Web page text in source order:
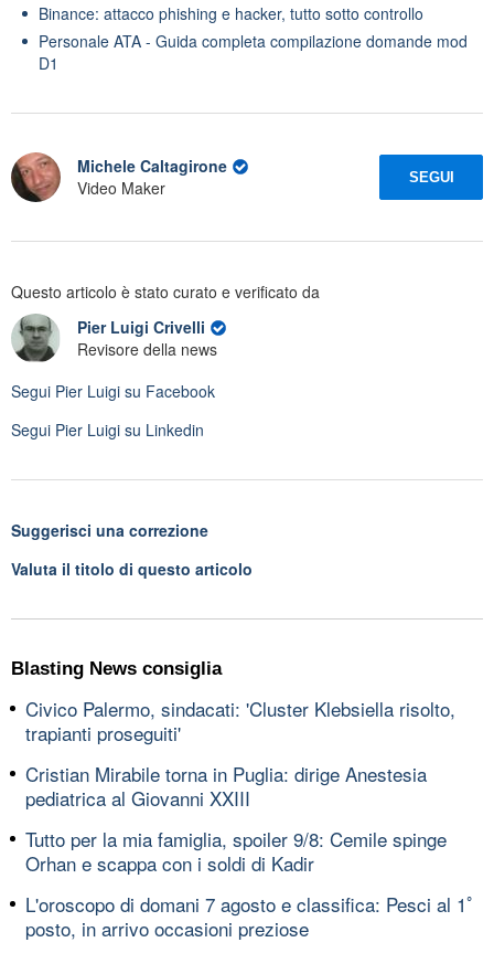
Binance: attacco phishing e hacker, tutto sotto controllo
Personale ATA - Guida completa compilazione domande mod
D1
Michele Caltagirone
Video Maker
SEGUI
Questo articolo è stato curato e verificato da
Pier Luigi Crivelli
Revisore della news
Segui Pier Luigi su Facebook
Segui Pier Luigi su Linkedin
Suggerisci una correzione
Valuta il titolo di questo articolo
Blasting News consiglia
Civico Palermo, sindacati: 'Cluster Klebsiella risolto,
trapianti proseguiti'
Cristian Mirabile torna in Puglia: dirige Anestesia
pediatrica al Giovanni XXIII
Tutto per la mia famiglia, spoiler 9/8: Cemile spinge
Orhan e scappa con i soldi di Kadir
L'oroscopo di domani 7 agosto e classifica: Pesci al 1ﾟ
posto, in arrivo occasioni preziose